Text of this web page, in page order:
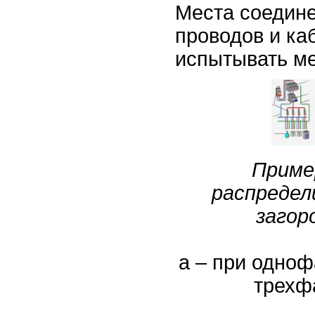
Места
проводов и
испытывать
а – при